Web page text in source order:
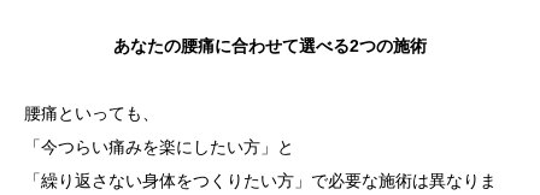
あなたの腰痛に合わせて選べる2つの施術
腰痛といっても、
「今つらい痛みを楽にしたい方」と
「繰り返さない身体をつくりたい方」で必要な施術は異なりま